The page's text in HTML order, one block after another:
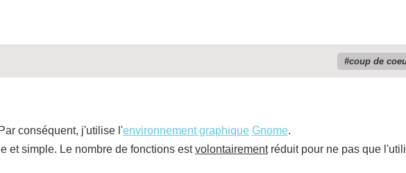
coup de
conséquent, j'utilise l'environnement graphique Gnome.
et simple. Le nombre de fonctions estvolontairementréduit pour ne pas que